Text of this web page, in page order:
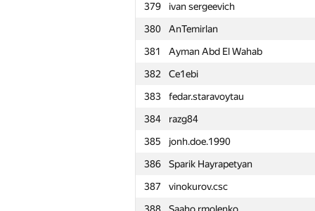
379
ivan sergeevich
380
AnTemirlan
381
Ayman Abd El Wahab
382
Ce1ebi
383
fedar.staravoytau
384
razg84
385
jonh.doe.1990
386
Sparik Hayrapetyan
387
vinokurov.csc
356
dtskhondia
357
vit.vasilev2018
358
vmos1999
359
kukovski.pavel
360
Максим Новиков
361
Griphon
362
taraska93
363
Shraddhesh Singh
364
sdeleers